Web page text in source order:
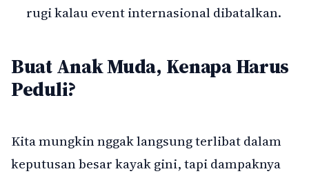
rugi kalau event internasional dibatalkan.
Buat Anak Muda, Kenapa Harus
Peduli?
Kita mungkin nggak langsung terlibat dalam
keputusan besar kayak gini, tapi dampaknya